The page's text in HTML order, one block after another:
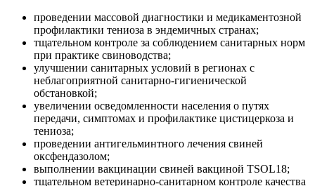
проведении массовой диагностики и медикаментозной
профилактики тениоза в эндемичных странах;
тщательном контроле за соблюдением санитарных норм
при практике свиноводства;
улучшении санитарных условий в регионах с
неблагоприятной санитарно-гигиенической
обстановкой;
увеличении осведомленности населения о путях
передачи, симптомах и профилактике цистицеркоза и
тениоза;
проведении антигельминтного лечения свиней
оксфендазолом;
выполнении вакцинации свиней вакциной TSOL18;
тщательном ветеринарно-санитарном контроле качества